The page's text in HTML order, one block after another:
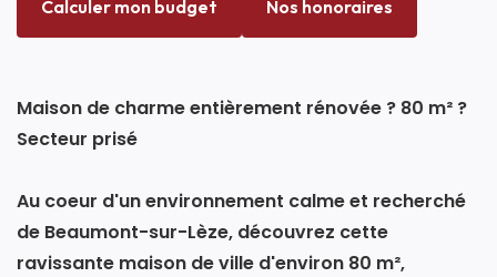
Calculer mon budget Nos honoraires
Maison de charme entièrement rénovée ? 80 m² ?
Secteur prisé
Au coeur d'un environnement calme et recherché
de Beaumont-sur-Lèze, découvrez cette
ravissante maison de ville d'environ 80 m²,